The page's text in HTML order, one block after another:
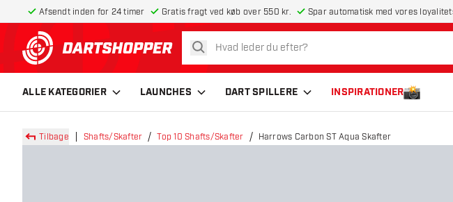
Afsendt inden for 24 timer Gratis fragt ved køb over 550 kr. Spar automatisk med vores
tilbage til forsiden
søg
ALLE KATEGORIER LAUNCHES DART SPILLERE INSPIRATIONER
Tilbage Shafts/Skafter Top 10 Shafts/Skafter Harrows Carbon ST Aqua Skafter